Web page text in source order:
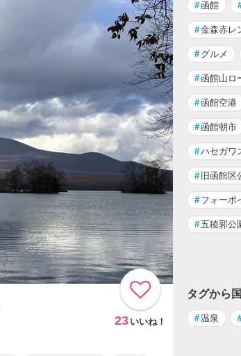
23 いいね！
#函館
#金森赤レ
# グルメ
#函館山ロ
#函館空港
#函館朝市
#ハセガワ
# 旧函館区
# フォーポ
#五稜郭公
タグから
#温泉